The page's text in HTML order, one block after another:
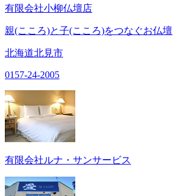
有限会社小柳仏壇店
親(こころ)と子(こころ)をつなぐお仏壇
北海道北見市
0157-24-2005
有限会社ルナ・サンサービス